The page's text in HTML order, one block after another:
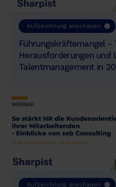
Aufzeichnung anschauen
Führungskräftemangel -
Herausforderungen und
Talentmanagement in
Aufzeichnung anschauen